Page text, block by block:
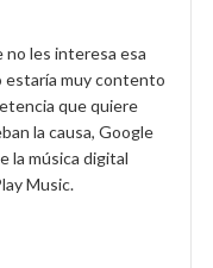
no les interesa esa
estaría muy contento
que quiere
la causa, Google
la música digital
Music.